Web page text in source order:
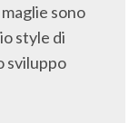
sono
style di
sviluppo